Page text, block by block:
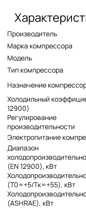
Производитель
Марка компрессора
Модель
Тип компрессора
Назначение
Холодильный
12900)
Регулирование
производительности
Электропитание
Диапазон
(EN 12900), кВт
(Т0=+5/Тк=+55), кВт
(ASHRAE), кВт